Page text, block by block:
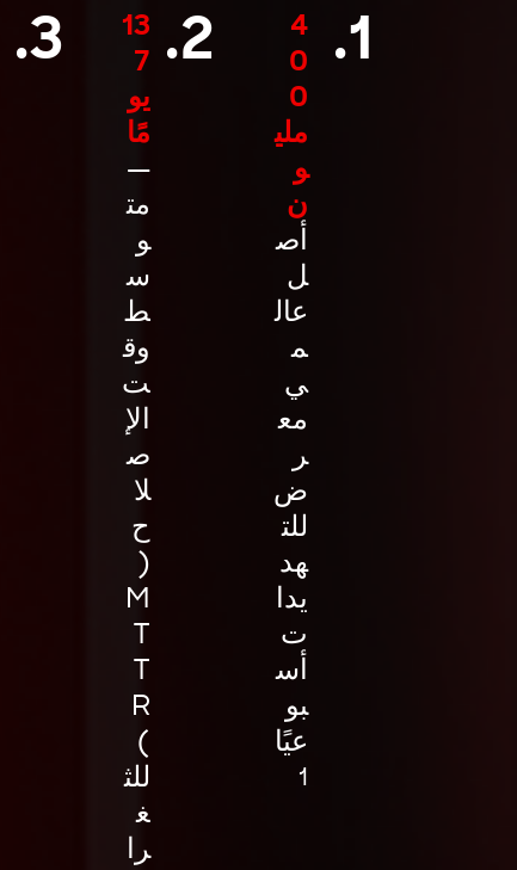
1.
4
0
0
ملي
و
ن
أص
ل
عال
م
ي
مع
ر
ض
للت
هد
يدا
ت
أس
بو
عيًا
1
2.
13
7
يو
مًا
—
مت
و
س
ط
وق
ت
الإ
ص
لا
ح
(
M
T
T
R
)
للث
غ
را
3.